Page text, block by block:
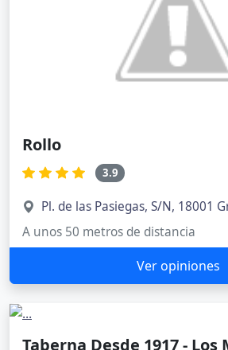
Rollo
3.9
Pl. de las Pasiegas, S/N, 18001
A unos 50 metros de distancia
Ver opiniones
Taberna Desde 1917 - Los